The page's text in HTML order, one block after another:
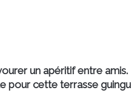
un apéritif entre
pour cette terrasse